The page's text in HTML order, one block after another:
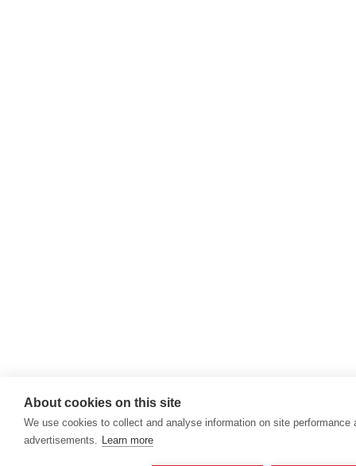
About cookies on this site
We use cookies to collect and analyse information on site
advertisements. Learn more